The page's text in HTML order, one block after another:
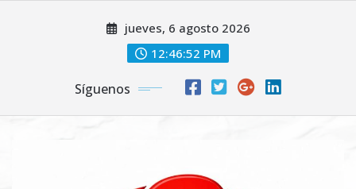
jueves, 6 agosto 2026
12:46:53 PM
Síguenos